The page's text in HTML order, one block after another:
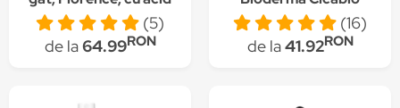
hialuronic si vitamina
C, 60 ml
(5)
de la64.99RON
pentru piele iritata si
cu leziuni, 100 ml
(16)
de la41.92RON